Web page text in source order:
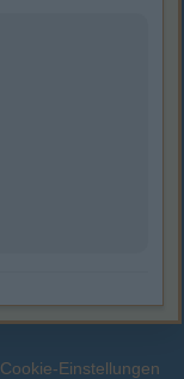
Cookie-Einstellungen